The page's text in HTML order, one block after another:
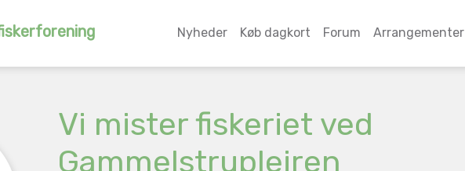
Nyheder Køb dagkort Forum Arrangementer
Vi mister fiskeriet ved
Gammelstruplejren